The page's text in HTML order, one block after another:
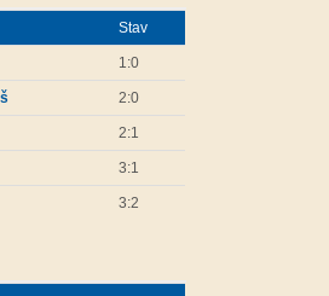
Stav
1:0
2:0
2:1
3:1
3:2